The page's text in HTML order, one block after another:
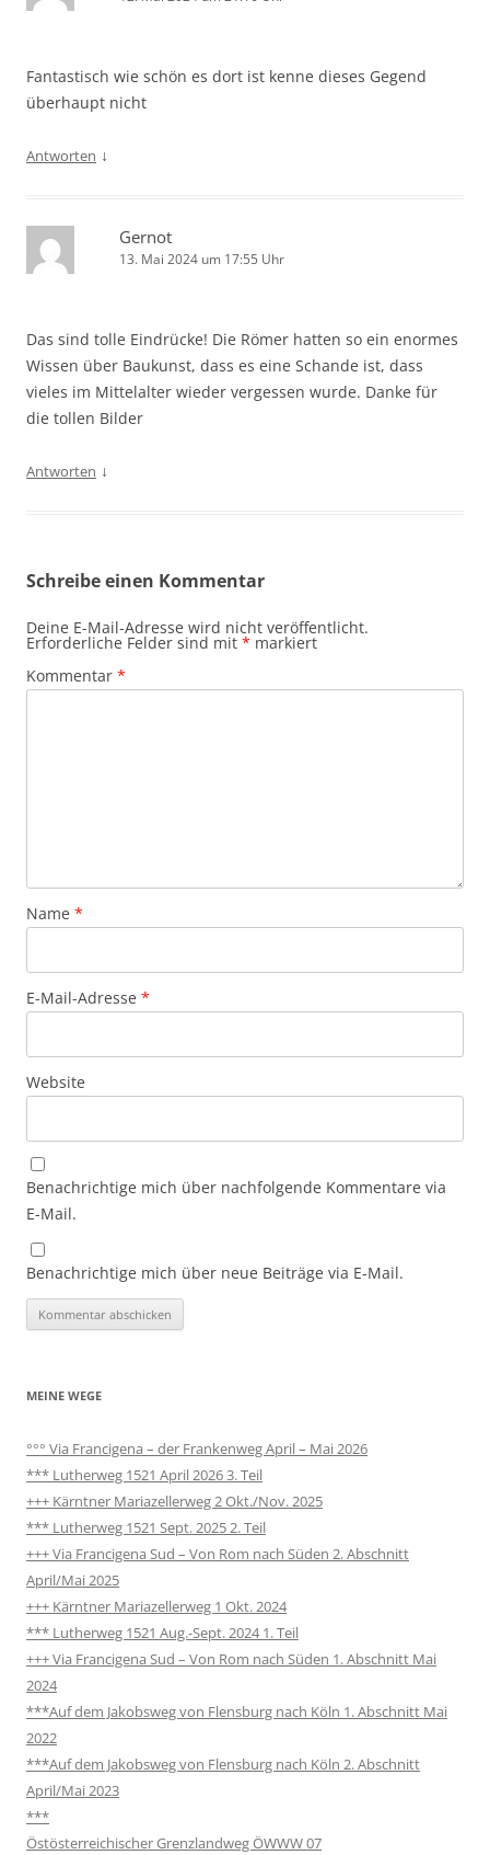
Fantastisch wie schön es dort ist kenne dieses Gegend
überhaupt nicht
Antworten ↓
Gernot
13. Mai 2024 um 17:55 Uhr
Das sind tolle Eindrücke! Die Römer hatten so ein enormes
Wissen über Baukunst, dass es eine Schande ist, dass
vieles im Mittelalter wieder vergessen wurde. Danke für
die tollen Bilder
Antworten ↓
Schreibe einen Kommentar
Deine E-Mail-Adresse wird nicht veröffentlicht.
Erforderliche Felder sind mit * markiert
Kommentar *
Name *
E-Mail-Adresse *
Website
Benachrichtige mich über nachfolgende Kommentare via
E-Mail.
Benachrichtige mich über neue Beiträge via E-Mail.
MEINE WEGE
°°° Via Francigena – der Frankenweg April – Mai 2026
*** Lutherweg 1521 April 2026 3. Teil
+++ Kärntner Mariazellerweg 2 Okt./Nov. 2025
*** Lutherweg 1521 Sept. 2025 2. Teil
+++ Via Francigena Sud – Von Rom nach Süden 2. Abschnitt
April/Mai 2025
+++ Kärntner Mariazellerweg 1 Okt. 2024
*** Lutherweg 1521 Aug.-Sept. 2024 1. Teil
+++ Via Francigena Sud – Von Rom nach Süden 1. Abschnitt Mai
2024
***Auf dem Jakobsweg von Flensburg nach Köln 1. Abschnitt Mai
2022
***Auf dem Jakobsweg von Flensburg nach Köln 2. Abschnitt
April/Mai 2023
***
Östösterreichischer Grenzlandweg ÖWWW 07